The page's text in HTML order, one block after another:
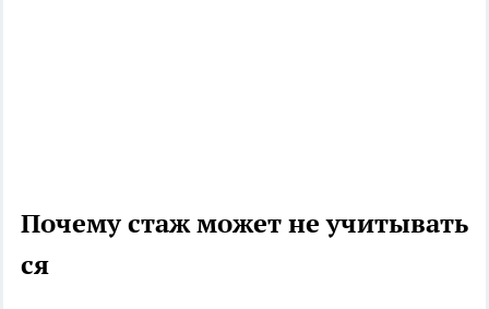
Почему стаж может не учитывать
ся